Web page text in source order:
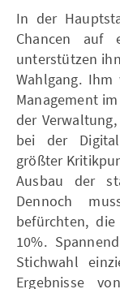
In der
Chancen auf
unterstützen
Wahlgang. Ihm
Management
der
bei der
größter
Ausbau der
Dennoch
befürchten,
10%.
Stichwahl
Ergebnisse